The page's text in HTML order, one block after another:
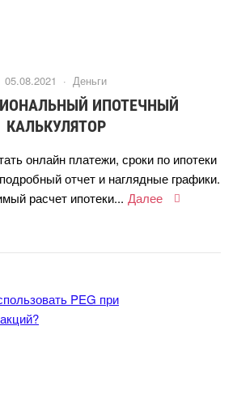
05.08.2021 · Деньги
ИПОТЕЧНЫЙ
КАЛЬКУЛЯТОР
онлайн платежи, сроки по ипотеки
отчет и наглядные графики.
расчет ипотеки... Далее